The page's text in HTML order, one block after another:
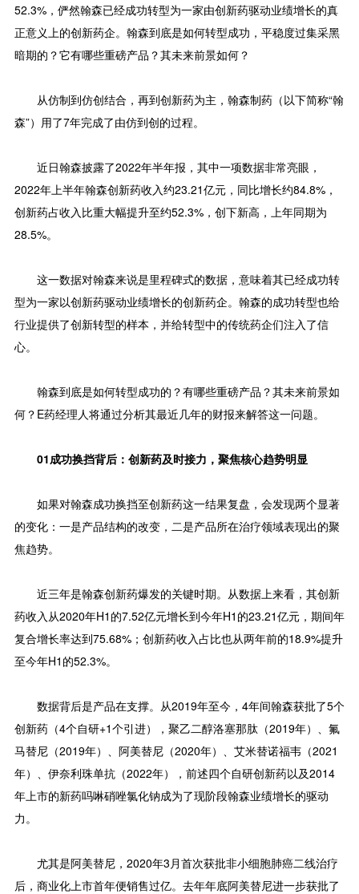
52.3%，俨然翰森已经成功转型为一家由创新药驱动业绩增长的真
正意义上的创新药企。翰森到底是如何转型成功，平稳度过集采黑
暗期的？它有哪些重磅产品？其未来前景如何？
从仿制到仿创结合，再到创新药为主，翰森制药（以下简称“翰
森”）用了7年完成了由仿到创的过程。
近日翰森披露了2022年半年报，其中一项数据非常亮眼，
2022年上半年翰森创新药收入约23.21亿元，同比增长约84.8%，
创新药占收入比重大幅提升至约52.3%，创下新高，上年同期为
28.5%。
这一数据对翰森来说是里程碑式的数据，意味着其已经成功转
型为一家以创新药驱动业绩增长的创新药企。翰森的成功转型也给
行业提供了创新转型的样本，并给转型中的传统药企们注入了信
心。
翰森到底是如何转型成功的？有哪些重磅产品？其未来前景如
何？E药经理人将通过分析其最近几年的财报来解答这一问题。
01成功换挡背后：创新药及时接力，聚焦核心趋势明显
如果对翰森成功换挡至创新药这一结果复盘，会发现两个显著
的变化：一是产品结构的改变，二是产品所在治疗领域表现出的聚
焦趋势。
近三年是翰森创新药爆发的关键时期。从数据上来看，其创新
药收入从2020年H1的7.52亿元增长到今年H1的23.21亿元，期间年
复合增长率达到75.68%；创新药收入占比也从两年前的18.9%提升
至今年H1的52.3%。
数据背后是产品在支撑。从2019年至今，4年间翰森获批了5个
创新药（4个自研+1个引进），聚乙二醇洛塞那肽（2019年）、氟
马替尼（2019年）、阿美替尼（2020年）、艾米替诺福韦（2021
年）、伊奈利珠单抗（2022年），前述四个自研创新药以及2014
年上市的新药吗啉硝唑氯化钠成为了现阶段翰森业绩增长的驱动
力。
尤其是阿美替尼，2020年3月首次获批非小细胞肺癌二线治疗
后，商业化上市首年便销售过亿。去年年底阿美替尼进一步获批了